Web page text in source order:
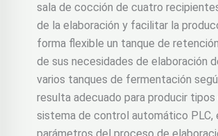
sala de cocción de cuatro
de la elaboración y facilitar la
forma flexible un tanque de
de sus necesidades de elaboración
varios tanques de fermentación
resulta adecuado para producir
sistema de control automático PLC,